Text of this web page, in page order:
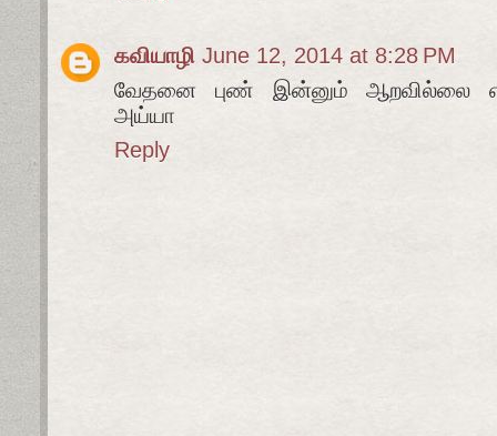
கவியாழி June 12, 2014 at 8:28 PM
வேதனை புண் இன்னும் ஆறவில்லை
அய்யா
Reply